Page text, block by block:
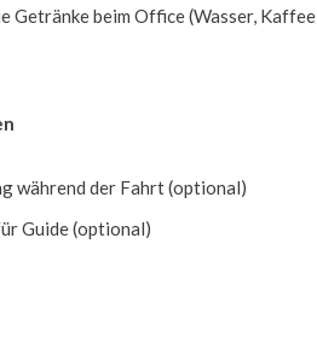
Getränke beim Office (Wasser, Kaffee
während der Fahrt (optional)
Guide (optional)